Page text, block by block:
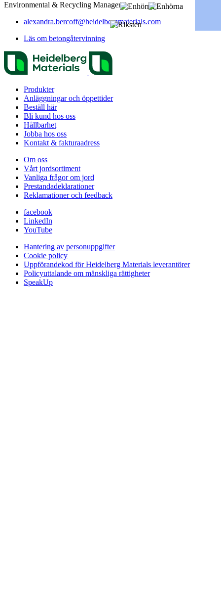
Environmental & Recycling Manager
alexandra.bercoff​@heidelbergmaterials.com
Läs om betongåtervinning
Produkter
Anläggningar och öppettider
Beställ här
Bli kund hos oss
Hållbarhet
Jobba hos oss
Kontakt & fakturaadress
Om oss
Vårt jordsortiment
Vanliga frågor om jord
Prestanda­deklarationer
Reklamationer och feedback
facebook
LinkedIn
YouTube
Hantering av personuppgifter
Cookie policy
Uppförandekod för Heidelberg Materials leverantörer
Policyuttalande om mänskliga rättigheter
SpeakUp